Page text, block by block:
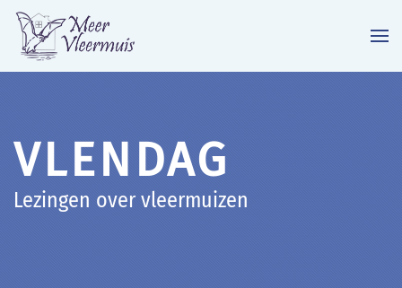
Terug naar hoofdinhoud
VLENDAG
Lezingen over vleermuizen